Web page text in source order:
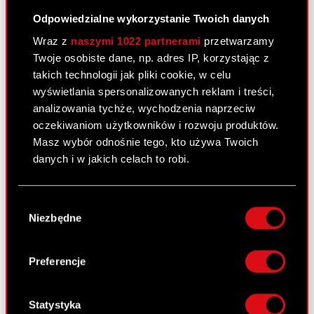
Odpowiedzialne wykorzystanie Twoich danych
Wraz z naszymi 1022 partnerami przetwarzamy
Twoje osobiste dane, np. adres IP, korzystając z
takich technologii jak pliki cookie, w celu
wyświetlania spersonalizowanych reklam i treści,
analizowania tychże, wychodzenia naprzeciw
oczekiwaniom użytkowników i rozwoju produktów.
Masz wybór odnośnie tego, kto używa Twoich
danych i w jakich celach to robi.
Gromadzić dane dotyczące Twojej
lokalizacji geograficznej z dokładnością nawet
Identyfikować Twoje urządzenie, aktywnie
analizując charakteryzującego je zbiory
palca)
zgody
Niezbędne
Preferencje
Statystyka
18 lutego 2009
PDF
Korekta raportu kwartalnego za IV
kwartał 2008r.
Raport bieżący nr 4/2009
12 lutego 2009
PDF
Uzupełnienie terminów przekazywania
Raport bieżący nr 3/2009